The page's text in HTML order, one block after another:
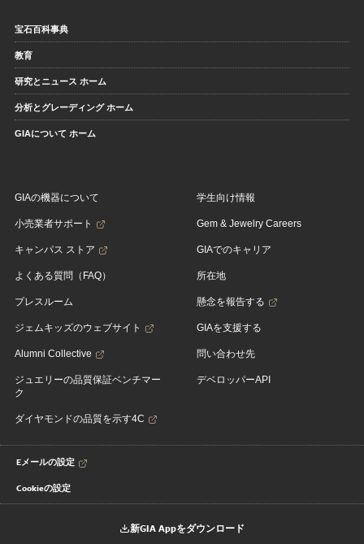
宝石百科事典
教育
研究とニュース ホーム
分析とグレーディング ホーム
GIAについて ホーム
GIAの機器について
小売業者サポート
キャンパス ストア
よくある質問（FAQ）
プレスルーム
ジェムキッズのウェブサイト
Alumni Collective
ジュエリーの品質保証ベンチマー
ク
ダイヤモンドの品質を示す4C
学生向け情報
Gem & Jewelry Careers
GIAでのキャリア
所在地
懸念を報告する
GIAを支援する
問い合わせ先
デベロッパーAPI
Eメールの設定
Cookieの設定
新GIA Appをダウンロード